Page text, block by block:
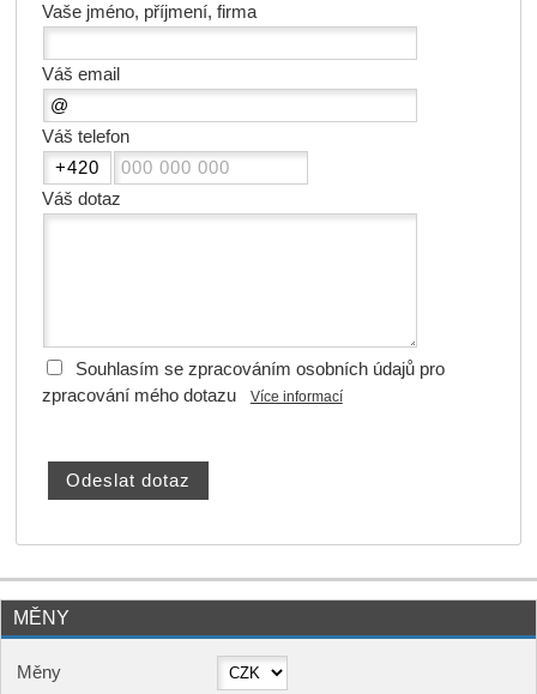
Vaše jméno, příjmení, firma
Váš email
Váš telefon
Váš dotaz
Souhlasím se zpracováním osobních údajů pro
zpracování mého dotazu
Více informací
MĚNY
Měny